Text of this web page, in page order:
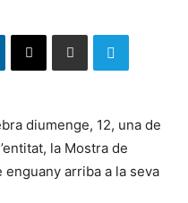
diumenge, 12, una de
la Mostra de
enguany arriba a la seva